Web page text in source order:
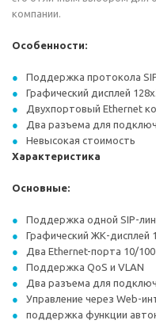
компании.
Особенности:
Поддержка протокола
Графический дисплей
Двухпортовый Ethernet
Два разъема для
Невысокая стоимость
Характеристика
Основные:
Поддержка одной SIP-
Графический ЖК-дисплей
Два Ethernet-порта 10/
Поддержка QoS и VLAN
Два разъема для
Управление через Web-
поддержка функции